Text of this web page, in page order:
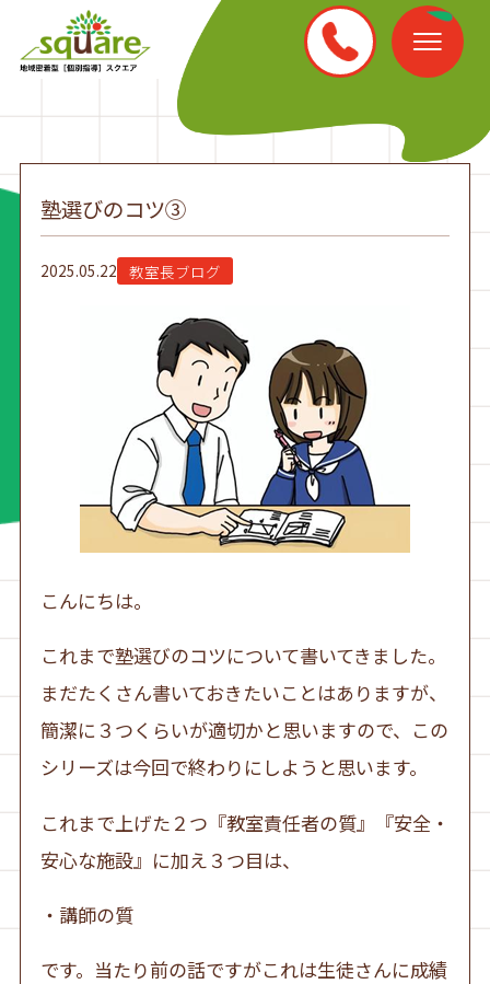
塾選びのコツ③
2025.05.22 教室長ブログ
こんにちは。
これまで塾選びのコツについて書いてきました。
まだたくさん書いておきたいことはありますが、
簡潔に３つくらいが適切かと思いますので、この
シリーズは今回で終わりにしようと思います。
これまで上げた２つ『教室責任者の質』『安全・
安心な施設』に加え３つ目は、
・講師の質
です。当たり前の話ですがこれは生徒さんに成績